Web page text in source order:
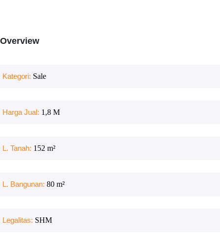
Overview
Kategori: Sale
Harga Jual: 1,8 M
L. Tanah: 152 m²
L. Bangunan: 80 m²
Legalitas: SHM